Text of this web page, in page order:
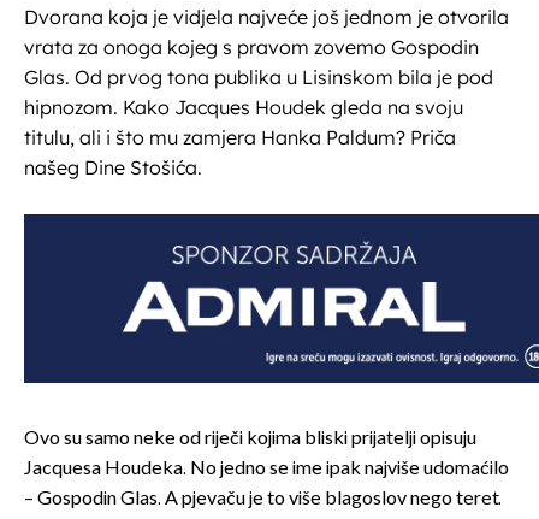
Dvorana koja je vidjela najveće još jednom je otvorila
vrata za onoga kojeg s pravom zovemo Gospodin
Glas. Od prvog tona publika u Lisinskom bila je pod
hipnozom. Kako Jacques Houdek gleda na svoju
titulu, ali i što mu zamjera Hanka Paldum? Priča
našeg Dine Stošića.
Ovo su samo neke od riječi kojima bliski prijatelji opisuju
Jacquesa Houdeka. No jedno se ime ipak najviše udomaćilo
– Gospodin Glas. A pjevaču je to više blagoslov nego teret.